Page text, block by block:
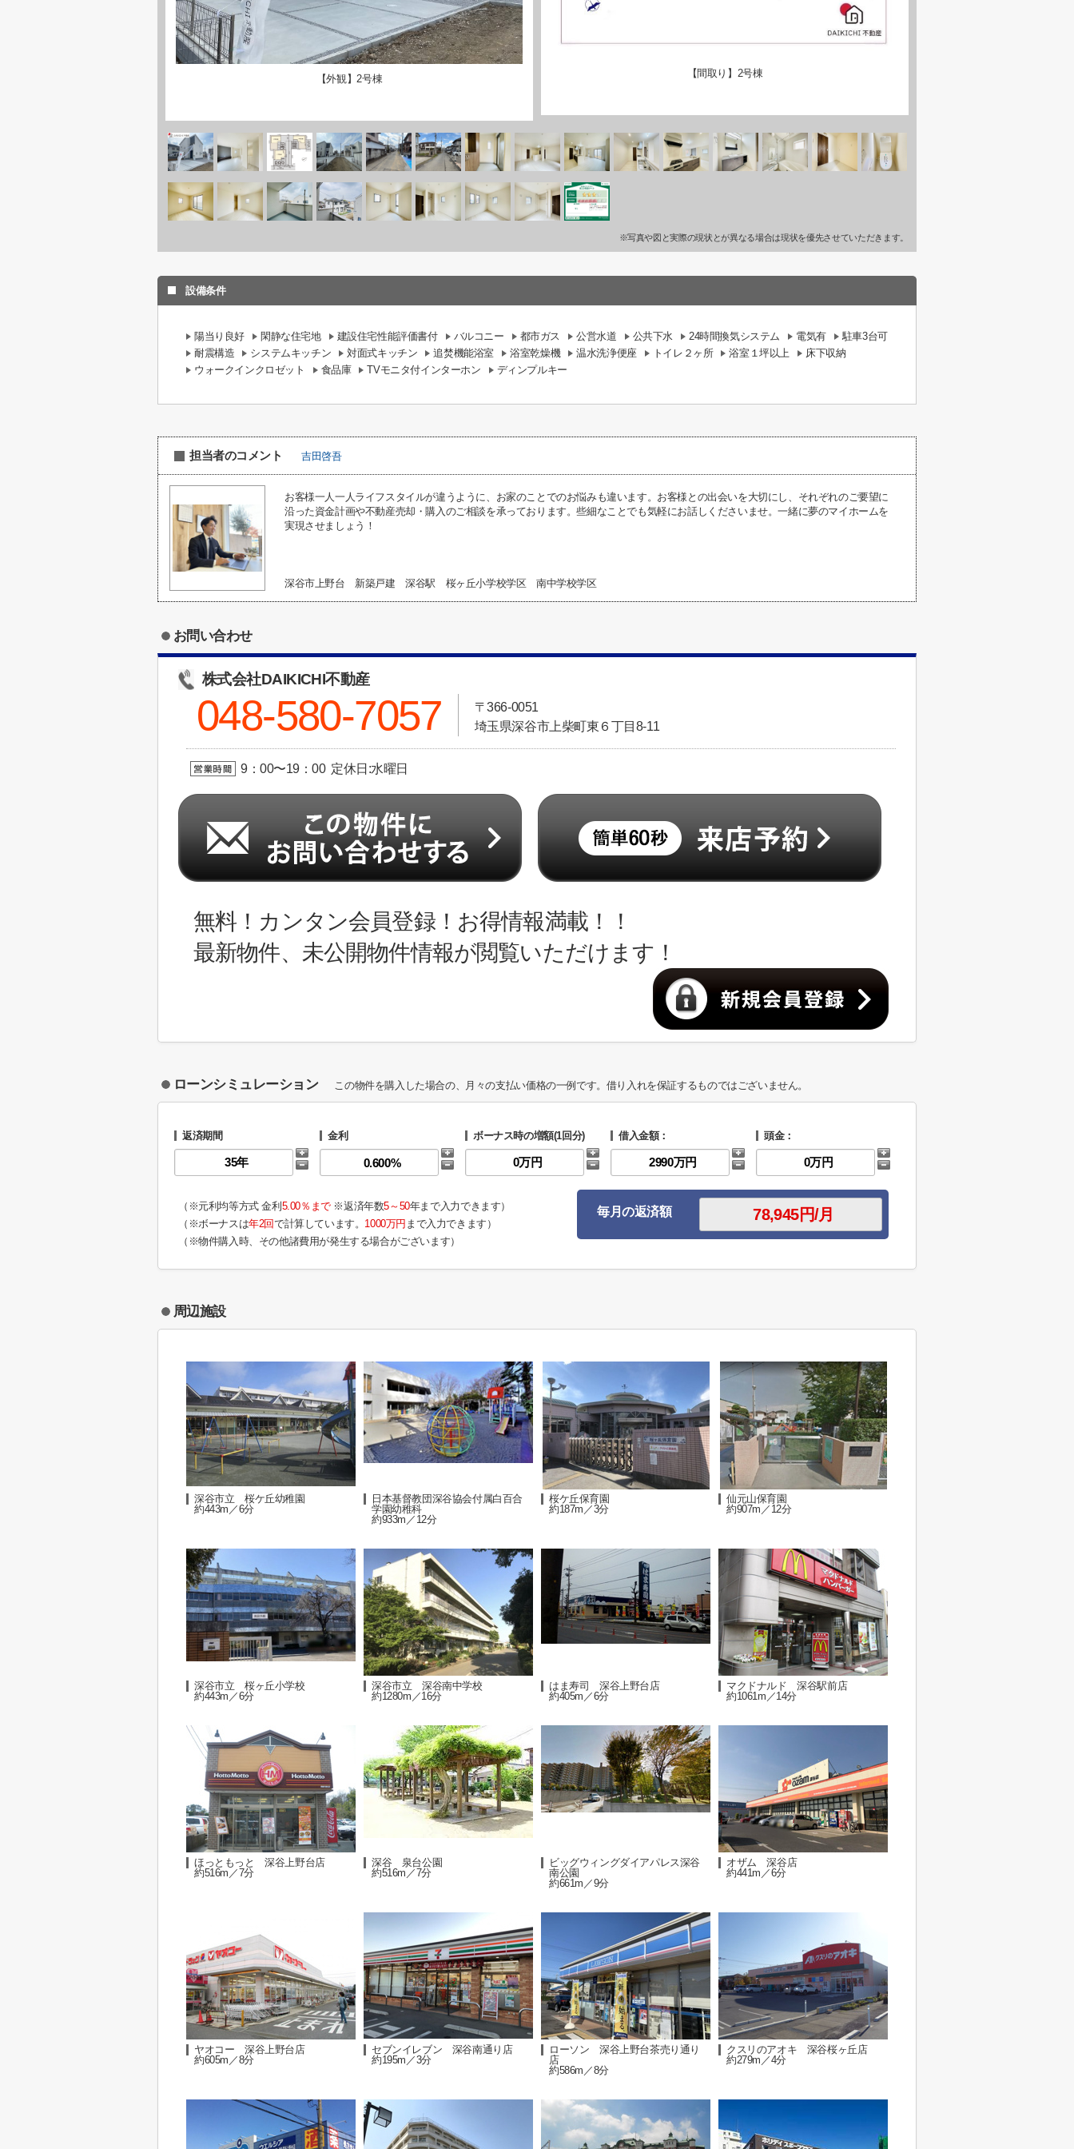
【外観】2号棟 【間取り】2号棟
※写真や図と実際の現状とが異なる場合は現状を優先させていただきます。
設備条件
陽当り良好 閑静な住宅地 建設住宅性能評価書付 バルコニー 都市ガス 公営水道 公共下水 24時間換気システム 電気有
駐車3台可
耐震構造
システムキッチン 対面式キッチン 追焚機能浴室 浴室乾燥機 温水洗浄便座 トイレ２ヶ所 浴室１坪以上
床下収納
ウォークインクロゼット
食品庫 TVモニタ付インターホン ディンプルキー
担当者のコメント 吉田啓吾
お客様一人一人ライフスタイルが違うように、お家のことでのお悩みも違います。お客様との出会いを大切にし、それぞれのご要望に
沿った資金計画や不動産売却・購入のご相談を承っております。些細なことでも気軽にお話しくださいませ。一緒に夢のマイホームを
実現させましょう！
深谷市上野台 新築戸建 深谷駅 桜ヶ丘小学校学区 南中学校学区
お問い合わせ
株式会社DAIKICHI不動産
048-580-7057
〒366-0051
埼玉県深谷市上柴町東６丁目8-11
9：00〜19：00 定休日:水曜日
無料！カンタン会員登録！お得情報満載！！
最新物件、未公開物件情報が閲覧いただけます！
ローンシミュレーション この物件を購入した場合の、月々の支払い価格の一例です。借り入れを保証するものではございません。
返済期間 金利 ボーナス時の増額(1回分) 借入金額： 頭金：
（※元利均等方式 金利 5.00％まで※返済年数5～50年まで入力できます）
（※ボーナスは年2回で計算しています。 1000万円 まで入力できます）
（※物件購入時、その他諸費用が発生する場合がございます）
毎月の返済額
周辺施設
深谷市立 桜ケ丘幼稚園
約443m／6分
日本基督教団深谷協会付属白百合
学園幼稚科
約933m／12分
桜ケ丘保育園
約187m／3分
仙元山保育園
約907m／12分
深谷市立 桜ヶ丘小学校
約443m／6分
深谷市立 深谷南中学校
約1280m／16分
はま寿司 深谷上野台店
約405m／6分
マクドナルド 深谷駅前店
約1061m／14分
ほっともっと 深谷上野台店
約516m／7分
深谷 泉台公園
約516m／7分
ビッグウィングダイアパレス深谷
南公園
約661m／9分
オザム 深谷店
約441m／6分
ヤオコー 深谷上野台店
約605m／8分
セブンイレブン 深谷南通り店
約195m／3分
ローソン 深谷上野台茶売り通り
店
約586m／8分
クスリのアオキ 深谷桜ヶ丘店
約279m／4分